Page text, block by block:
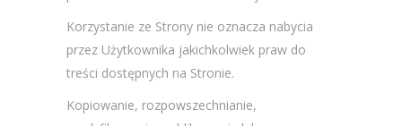
Korzystanie ze Strony nie oznacza nabycia
przez Użytkownika jakichkolwiek praw do
treści dostępnych na Stronie.
Kopiowanie, rozpowszechnianie,